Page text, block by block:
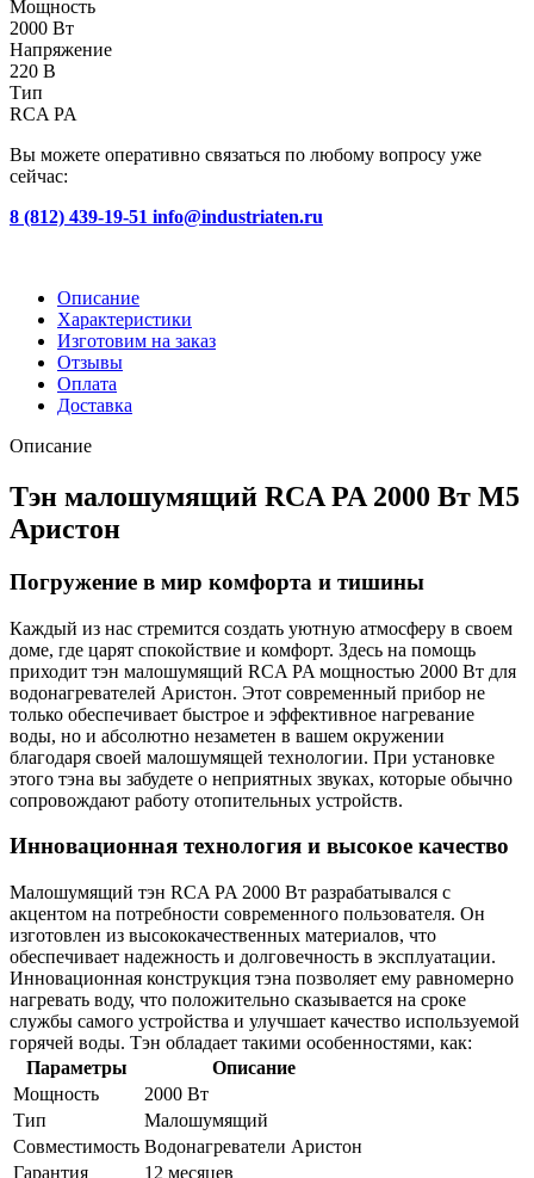
Мощность
2000 Вт
Напряжение
220 В
Тип
RCA PA
Вы можете оперативно связаться по любому вопросу уже
сейчас:
8 (812) 439-19-51 info@industriaten.ru
Описание
Характеристики
Изготовим на заказ
Отзывы
Оплата
Доставка
Описание
Тэн малошумящий RCA PA 2000 Вт М5
Аристон
Погружение в мир комфорта и тишины
Каждый из нас стремится создать уютную атмосферу в своем
доме, где царят спокойствие и комфорт. Здесь на помощь
приходит тэн малошумящий RCA PA мощностью 2000 Вт для
водонагревателей Аристон. Этот современный прибор не
только обеспечивает быстрое и эффективное нагревание
воды, но и абсолютно незаметен в вашем окружении
благодаря своей малошумящей технологии. При установке
этого тэна вы забудете о неприятных звуках, которые обычно
сопровождают работу отопительных устройств.
Инновационная технология и высокое качество
Малошумящий тэн RCA PA 2000 Вт разрабатывался с
акцентом на потребности современного пользователя. Он
изготовлен из высококачественных материалов, что
обеспечивает надежность и долговечность в эксплуатации.
Инновационная конструкция тэна позволяет ему равномерно
нагревать воду, что положительно сказывается на сроке
службы самого устройства и улучшает качество используемой
горячей воды. Тэн обладает такими особенностями, как:
Параметры
Описание
Мощность
2000 Вт
Тип
Малошумящий
Совместимость Водонагреватели Аристон
Гарантия
12 месяцев